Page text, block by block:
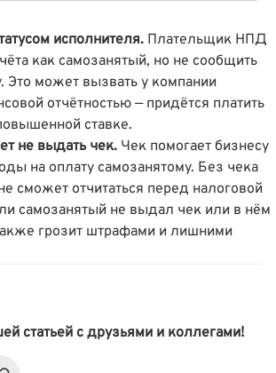
исполнителя. Плательщик НПД
как самозанятый, но не сообщить
Это может вызвать у компании
отчётностью — придётся платить
ставке.
не выдать чек. Чек помогает бизнесу
на оплату самозанятому. Без чека
сможет отчитаться перед налоговой
самозанятый не выдал чек или в нём
грозит штрафами и лишними
статьей с друзьями и коллегами!